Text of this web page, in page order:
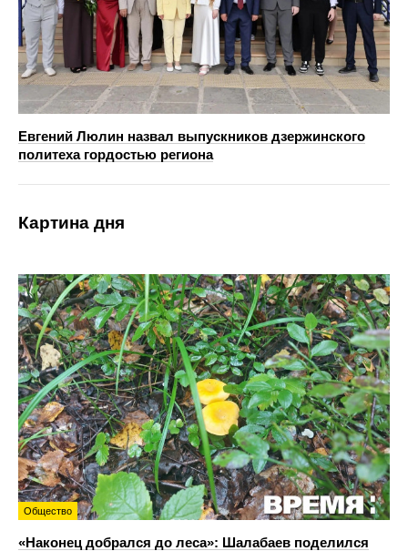
Евгений Люлин назвал выпускников дзержинского
политеха гордостью региона
Картина дня
Общество
«Наконец добрался до леса»: Шалабаев поделился